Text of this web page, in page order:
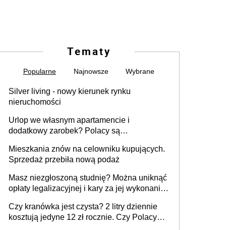
Tematy
Popularne Najnowsze Wybrane
Silver living - nowy kierunek rynku
nieruchomości
Urlop we własnym apartamencie i
dodatkowy zarobek? Polacy są
Mieszkania znów na celowniku kupujących.
Sprzedaż przebiła nową podaż
Masz niezgłoszoną studnię? Można uniknąć
opłaty legalizacyjnej i kary za jej wykonanie,
Czy kranówka jest czysta? 2 litry dziennie
kosztują jedyne 12 zł rocznie. Czy Polacy